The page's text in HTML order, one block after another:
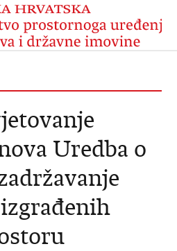
Uredba o